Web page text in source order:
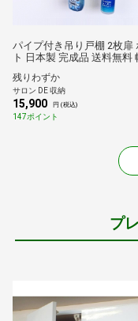
パイプ付き吊り戸棚 2枚扉
ト 日本製 完成品 送料無料
バー 物干し トイレ収納 ラ
ー収納 洗面所収納 脱衣所収
残りわずか
サロン DE 収納
15,900 円 (税込)
147ポイント
プ